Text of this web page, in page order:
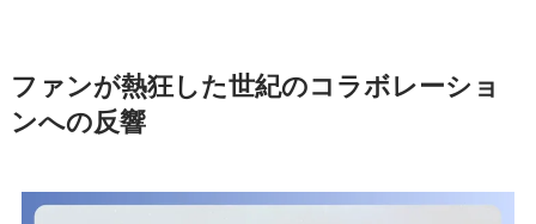
ファンが熱狂した世紀のコラボレーショ
ンへの反響